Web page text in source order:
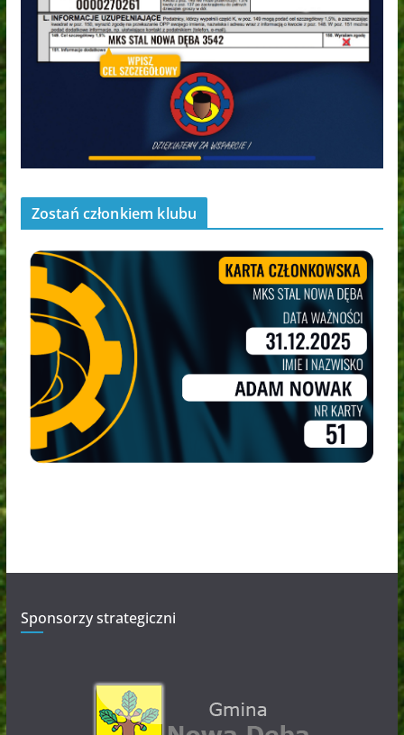
Zostań członkiem klubu
Sponsorzy strategiczni